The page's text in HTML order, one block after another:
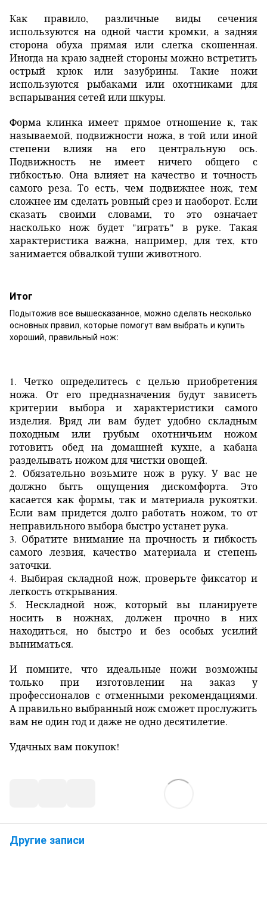
Как правило, различные виды сечения
используются на одной части кромки, а задняя
сторона обуха прямая или слегка скошенная.
Иногда на краю задней стороны можно встретить
острый крюк или зазубрины. Такие ножи
используются рыбаками или охотниками для
вспарывания сетей или шкуры.
Форма клинка имеет прямое отношение к, так
называемой, подвижности ножа, в той или иной
степени влияя на его центральную ось.
Подвижность не имеет ничего общего с
гибкостью. Она влияет на качество и точность
самого реза. То есть, чем подвижнее нож, тем
сложнее им сделать ровный срез и наоборот. Если
сказать своими словами, то это означает
насколько нож будет "играть" в руке. Такая
характеристика важна, например, для тех, кто
занимается обвалкой туши животного.
Итог
Подытожив все вышесказанное, можно сделать несколько
основных правил, которые помогут вам выбрать и купить
хороший, правильный нож:
1. Четко определитесь с целью приобретения
ножа. От его предназначения будут зависеть
критерии выбора и характеристики самого
изделия. Вряд ли вам будет удобно складным
походным или грубым охотничьим ножом
готовить обед на домашней кухне, а кабана
разделывать ножом для чистки овощей.
2. Обязательно возьмите нож в руку. У вас не
должно быть ощущения дискомфорта. Это
касается как формы, так и материала рукоятки.
Если вам придется долго работать ножом, то от
неправильного выбора быстро устанет рука.
3. Обратите внимание на прочность и гибкость
самого лезвия, качество материала и степень
заточки.
4. Выбирая складной нож, проверьте фиксатор и
легкость открывания.
5. Нескладной нож, который вы планируете
носить в ножнах, должен прочно в них
находиться, но быстро и без особых усилий
выниматься.
И помните, что идеальные ножи возможны
только при изготовлении на заказ у
профессионалов с отменными рекомендациями.
А правильно выбранный нож сможет прослужить
вам не один год и даже не одно десятилетие.
Удачных вам покупок!
Другие записи